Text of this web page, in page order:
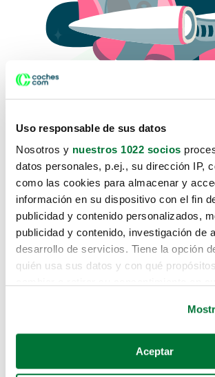
Uso responsable de sus datos
Nosotros y nuestros 1022 socios
datos personales, p.ej., su dirección IP,
como las cookies para almacenar y
información en su dispositivo con el fin
publicidad y contenido personalizados,
publicidad y contenido, investigación de
desarrollo de servicios. Tiene la opción
quién usa sus datos y con qué
Si lo permite, también quisiéramos:
Recopilar información sobre su
Aceptar
Lo sentimos, no
te hemos traido hasta
Pero puedes encontrar el coche que
buscando en alguno de estos
Coches de segunda mano
Coches de km0